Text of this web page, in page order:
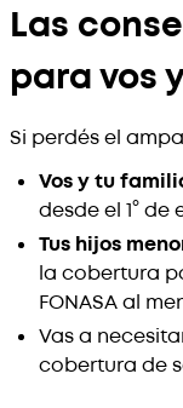
Las
para vos
Si perdés el
Vos y tu
desde el 1° de
Tus hijos
la cobertura
FONASA al
Vas a
cobertura de